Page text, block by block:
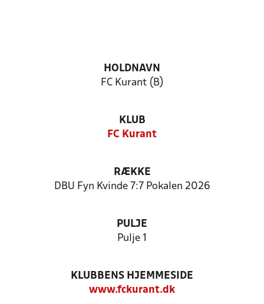
HOLDNAVN
FC Kurant (B)
KLUB
FC Kurant
RÆKKE
DBU Fyn Kvinde 7:7 Pokalen 2026
PULJE
Pulje 1
KLUBBENS HJEMMESIDE
www.fckurant.dk